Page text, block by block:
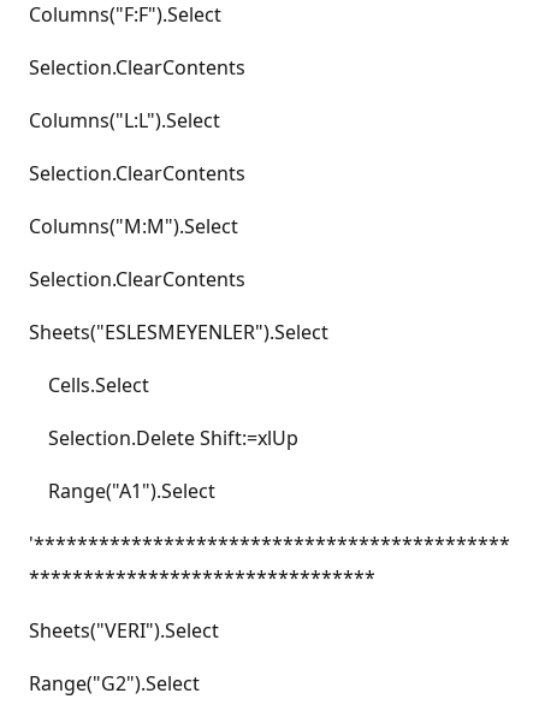
Columns("F:F").Select
Selection.ClearContents
Columns("L:L").Select
Selection.ClearContents
Columns("M:M").Select
Selection.ClearContents
Sheets("ESLESMEYENLER").Select
Cells.Select
Selection.Delete Shift:=xlUp
Range("A1").Select
'********************************************
********************************
Sheets("VERI").Select
Range("G2").Select